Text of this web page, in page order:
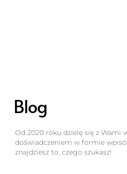
Blog
Od 2020 roku dzielę się z Wami
doświadczeniem w formie
znajdziesz to, czego szukasz!